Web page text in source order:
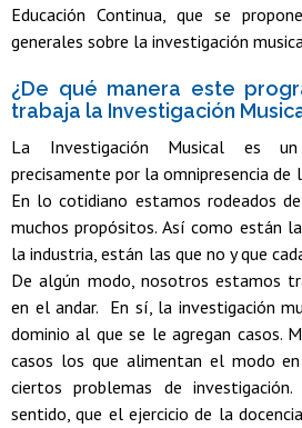
Educación Continua, que se
generales sobre la investigación
¿De qué manera este
trabaja la Investigación
La Investigación Musical es un
precisamente por la omnipresencia de
En lo cotidiano estamos rodeados
muchos propósitos. Así como están
la industria, están las que no y que
De algún modo, nosotros estamos
en el andar. En sí, la investigación
dominio al que se le agregan casos.
casos los que alimentan el modo
ciertos problemas de
sentido, que el ejercicio de la